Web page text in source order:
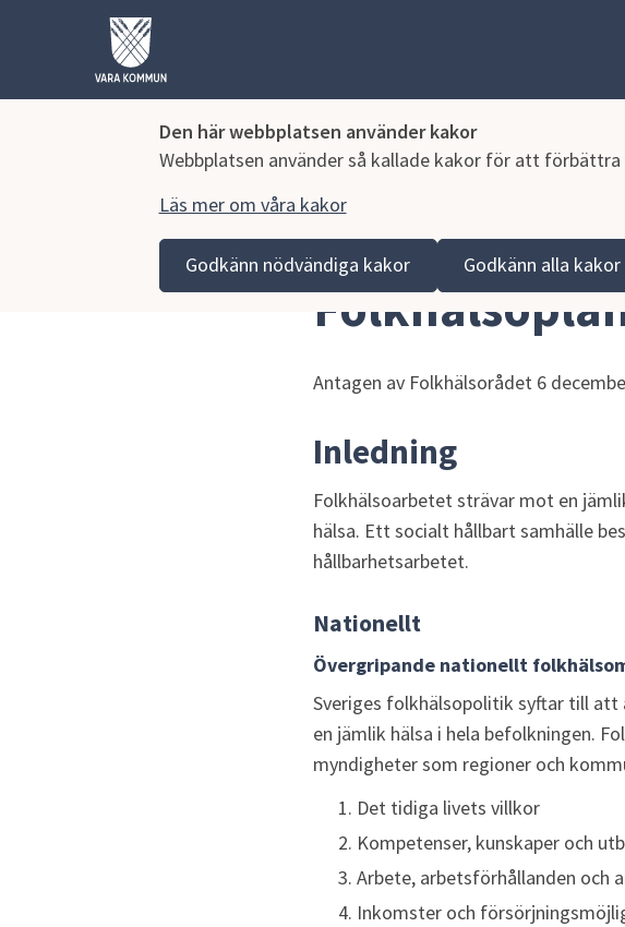
Den här webbplatsen använder kakor
Webbplatsen använder så kallade kakor för att
Läs mer om våra kakor
Godkänn nödvändiga kakor Godkänn alla kakor
Vara kommun Vår organisation och verksamhet
Antagen av Folkhälsorådet 6
Inledning
Folkhälsoarbetet strävar mot en
hälsa. Ett socialt hållbart samhälle
hållbarhetsarbetet.
Nationellt
Övergripande nationellt
Sveriges folkhälsopolitik syftar till
en jämlik hälsa i hela befolkningen.
myndigheter som regioner och
Det tidiga livets villkor
Kompetenser, kunskaper och
Arbete, arbetsförhållanden och
Inkomster och